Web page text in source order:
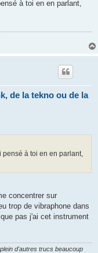
à toi en en parlant,
de la tekno ou de la
à toi en en parlant,
concentrer sur
trop de vibraphone dans
pas j'ai cet instrument
d'autres trucs beaucoup